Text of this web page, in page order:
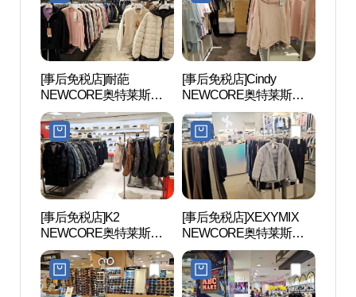
[事后免税店]耐葩
NEWCORE奥特莱斯坪
村店 (네파 뉴코아아울렛
평촌점)
[事后免税店]Cindy
NEWCORE奥特莱斯坪
村店 (신디 뉴코아아울렛
평촌점)
[事后免税店]K2
NEWCORE奥特莱斯坪
村店 (K2 뉴코아아울렛 평
촌점)
[事后免税店]XEXYMIX
NEWCORE奥特莱斯坪
村店 (젝시믹스 뉴코아아
울렛 평촌점)